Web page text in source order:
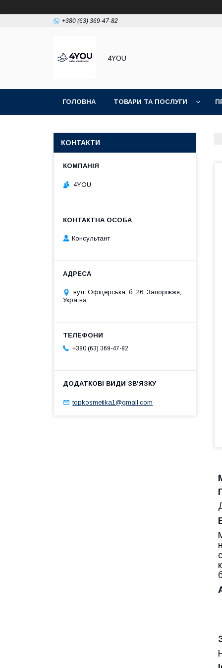
+380 (63) 369-47-82
4YOU
ГОЛОВНА ТОВАРИ ТА ПОСЛУГИ
КОНТАКТИ
4YOU
Консультант
вул. Офіцерська, б. 26, Запоріжжя,
Україна
+380 (63) 369-47-82
topkosmetika1@gmail.com